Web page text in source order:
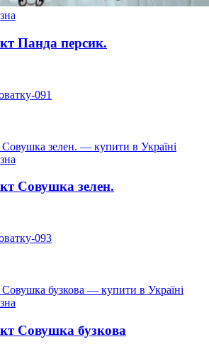
Панда персик.
091
Совушка зелен.
093
Совушка бузкова